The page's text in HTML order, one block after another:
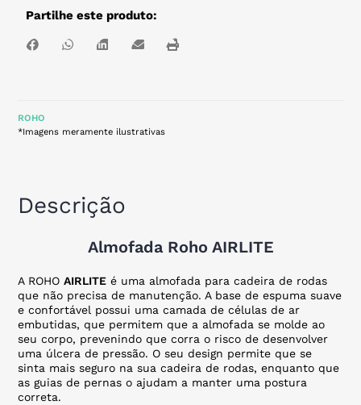
Partilhe este produto:
ROHO
*Imagens meramente ilustrativas
Descrição
Almofada Roho AIRLITE
A ROHOAIRLITE é uma almofada para cadeira de rodas
que não precisa de manutenção. A base de espuma suave
e confortável possui uma camada de células de ar
embutidas, que permitem que a almofada se molde ao
seu corpo, prevenindo que corra o risco de desenvolver
uma úlcera de pressão. O seu design permite que se
sinta mais seguro na sua cadeira de rodas, enquanto que
as guias de pernas o ajudam a manter uma postura
correta.